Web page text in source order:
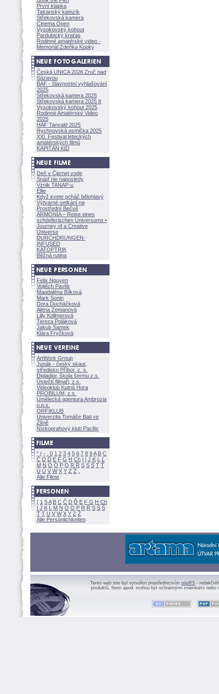
První klapka
Tatranský kamzík
Střekovská kamera
Cinema Open
Vysokovský kohout
Pardubický kraťas
Rodinné amatérské video -
Memoriál Zdeňka Kopky
Česká UNICA 2026 Zruč nad
Sázavou
BAF - Slavnostní vyhlašování
2025
Střekovská kamera 2025
Střekovská kamera 2025 II
Vysokovský kohout 2025
Rodinné Amatérské Video
2025
HAF Tanvald 2025
Rychnovská osmička 2025
XXI. Festival leteckých
amatérských filmů
KAPITÁN KID
Deň v Čiernej vode
Snáď nie naposledy
Vznik TANAP-u
Ellie
Když kvete pcháč bělohlavý
Výtvarné setkání na
Prostřední Bečvě
ARMONÍA – Reise eines
schöpferischen Universums •
Journey of a Creative
Universe
DURCHDRUNGEN·
INFUSED
KATOPTRIK
Běžná rutina
Felix Nguyen
Vojtěch Pavlík
Magdaléna Bílkov
Mark Sonin
Dora Ducháčkov
Alena Zemanov
Lilly Kollmerov
Tereza Polákov
Jakub Samek
Klára Fryčkov
ArtWork Group
Junák - český skaut,
středisko Příbor, z. s.
Digladior, škola šermu z.s.
Ústečtí filmaři, z.s.
Videoklub Kutná Hora
PROBILUM, z.s.
Umělecká agentura Ambrozia
o.p.s.
ORFIKLUB
Univerzita Tomáše Bati ve
Zlíně
Nízkoprahový klub Pacific
" ( - 0 1 2 3 4 5 6 7 8 9A B C
Č D Ď E F G H Ch I Í J K L
Ľ
M N O Ó P Q R Ř S Ś T Ť
U Ú V W X Y Z
Alle Filme
( 1 5A B C Č D Ď E F G H Ch
I J K L M N Ó O P R Ř S Ś
Ť T U V W X Y Z
Alle Persönlichkeiten
Tento web site byl vytvořen prostřednictvím phpRS -
produktů, firem apod. mohou být ochrannými známkami